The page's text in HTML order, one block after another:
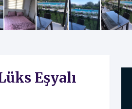
Eşyalı